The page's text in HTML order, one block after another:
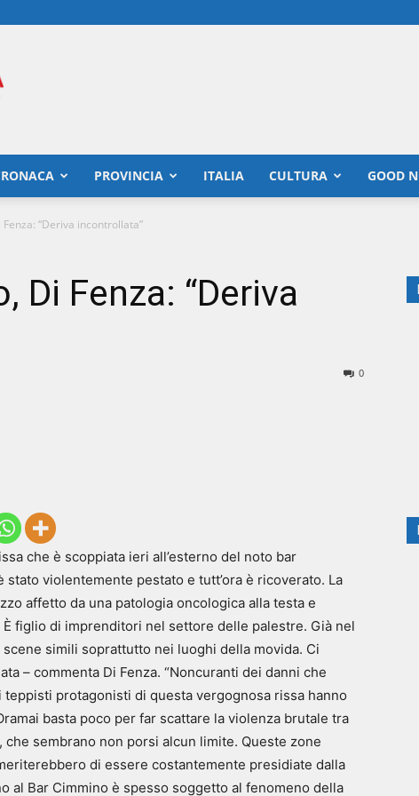
PROVINCIA ITALIA CULTURA GOOD
Fenza: “Deriva incontrollata”
Di Fenza: “Deriva
0
che è scoppiata ieri all’esterno del noto bar
stato violentemente pestato e tutt’ora è ricoverato. La
affetto da una patologia oncologica alla testa e
figlio di imprenditori nel settore delle palestre. Già nel
simili soprattutto nei luoghi della movida. Ci
– commenta Di Fenza. “Noncuranti dei danni che
protagonisti di questa vergognosa rissa hanno
basta poco per far scattare la violenza brutale tra
sembrano non porsi alcun limite. Queste zone
di essere costantemente presidiate dalla
al Bar Cimmino è spesso soggetto al fenomeno della